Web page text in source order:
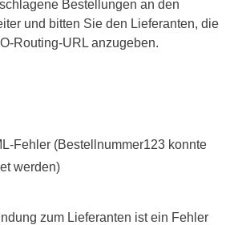
Bestellungen an den
und bitten Sie den Lieferanten, die
Routing-URL anzugeben.
Fehler (Bestellnummer123 konnte
werden)
zum Lieferanten ist ein Fehler